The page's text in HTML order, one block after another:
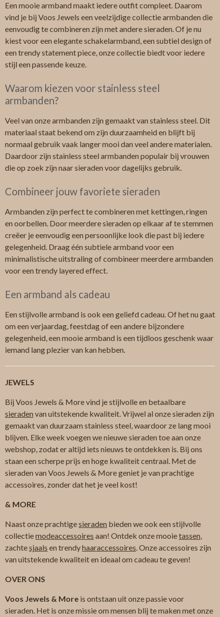
Een mooie armband maakt iedere outfit compleet. Daarom
vind je bij Voos Jewels een veelzijdige collectie armbanden die
eenvoudig te combineren zijn met andere sieraden. Of je nu
kiest voor een elegante schakelarmband, een subtiel design of
een trendy statement piece, onze collectie biedt voor iedere
stijl een passende keuze.
Waarom kiezen voor stainless steel
armbanden?
Veel van onze armbanden zijn gemaakt van stainless steel. Dit
materiaal staat bekend om zijn duurzaamheid en blijft bij
normaal gebruik vaak langer mooi dan veel andere materialen.
Daardoor zijn stainless steel armbanden populair bij vrouwen
die op zoek zijn naar sieraden voor dagelijks gebruik.
Combineer jouw favoriete sieraden
Armbanden zijn perfect te combineren met kettingen, ringen
en oorbellen. Door meerdere sieraden op elkaar af te stemmen
creëer je eenvoudig een persoonlijke look die past bij iedere
gelegenheid. Draag één subtiele armband voor een
minimalistische uitstraling of combineer meerdere armbanden
voor een trendy layered effect.
Een armband als cadeau
Een stijlvolle armband is ook een geliefd cadeau. Of het nu gaat
om een verjaardag, feestdag of een andere bijzondere
gelegenheid, een mooie armband is een tijdloos geschenk waar
iemand lang plezier van kan hebben.
JEWELS
Bij Voos Jewels & More vind je stijlvolle en betaalbare
sieraden van uitstekende kwaliteit. Vrijwel al onze sieraden zijn
gemaakt van duurzaam stainless steel, waardoor ze lang mooi
blijven. Elke week voegen we nieuwe sieraden toe aan onze
webshop, zodat er altijd iets nieuws te ontdekken is. Bij ons
staan een scherpe prijs en hoge kwaliteit centraal. Met de
sieraden van Voos Jewels & More geniet je van prachtige
accessoires, zonder dat het je veel kost!
& MORE
Naast onze prachtigesieraden bieden we ook een stijlvolle
collectiemodeaccessoires aan! Ontdek onze mooietassen,
zachtesjaals en trendyhaaraccessoires. Onze accessoires zijn
van uitstekende kwaliteit en ideaal om cadeau te geven!
OVER ONS
Voos Jewels & More is ontstaan uit onze passie voor
sieraden. Het is onze missie om mensen blij te maken met onze